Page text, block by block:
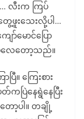
လီးက ကြပ်
ေ့ဖူးသေးလို့ပါ…
ာ်မောင်ပြော
လေတော့သည်။
။ ကြေးစား
ပြဲနေရွဲနေပြီး
ပါ။ တချို့